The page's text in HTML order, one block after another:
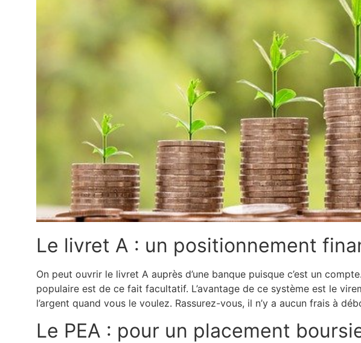
Le livret A : un positionnement
On peut ouvrir le livret A auprès d’une banque puisque c’est un
populaire est de ce fait facultatif. L’avantage de ce système est le
l’argent quand vous le voulez. Rassurez-vous, il n’y a aucun frais à
Le PEA : pour un placement